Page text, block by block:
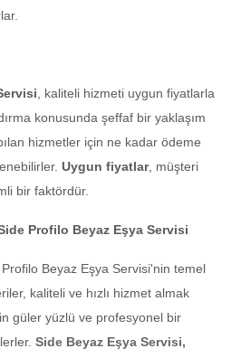
, kaliteli hizmeti uygun fiyatlarla
konusunda şeffaf bir yaklaşım
hizmetler için ne kadar ödeme
Uygun fiyatlar, müşteri
bir faktördür.
Profilo Beyaz Eşya Servisi
Beyaz Eşya Servisi'nin temel
kaliteli ve hızlı hizmet almak
güler yüzlü ve profesyonel bir
Side Beyaz Eşya Servisi,